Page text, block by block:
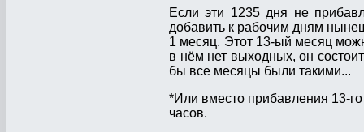
Если эти 1235 дня не
добавить к рабочим дням
1 месяц. Этот 13-ый месяц
в нём нет выходных, он
бы все месяцы были такими...
*Или вместо прибавления 13-
часов.